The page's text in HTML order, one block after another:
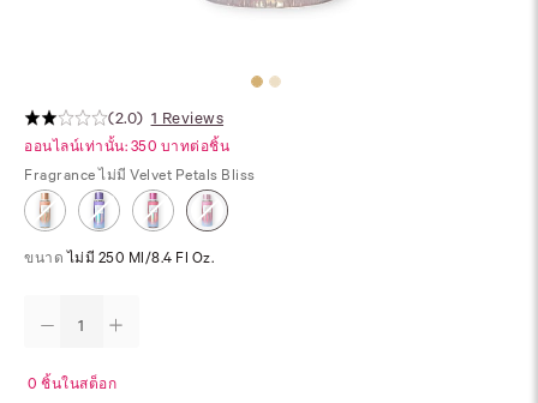
(2.0) 1 Reviews
ออนไลน์เท่านั้น: 350 บาทต่อชิ้น
Fragranceไม่มี Velvet Petals Bliss
ขนาดไม่มี 250 Ml/8.4 Fl Oz.
0 ชิ้นในสต็อก